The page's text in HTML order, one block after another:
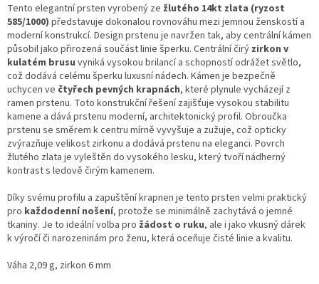
Tento elegantní prsten vyrobený ze žlutého 14kt zlata (ryzost
585/1000) představuje dokonalou rovnováhu mezi jemnou ženskostí a
moderní konstrukcí. Design prstenu je navržen tak, aby centrální kámen
působil jako přirozená součást linie šperku. Centrální čirý zirkon v
kulatém brusu vyniká vysokou brilancí a schopností odrážet světlo,
což dodává celému šperku luxusní nádech. Kámen je bezpečně
uchycen ve čtyřech pevných krapnách, které plynule vycházejí z
ramen prstenu. Toto konstrukční řešení zajišťuje vysokou stabilitu
kamene a dává prstenu moderní, architektonický profil. Obroučka
prstenu se směrem k centru mírně vyvyšuje a zužuje, což opticky
zvýrazňuje velikost zirkonu a dodává prstenu na eleganci. Povrch
žlutého zlata je vyleštěn do vysokého lesku, který tvoří nádherný
kontrast s ledově čirým kamenem.
Díky svému profilu a zapuštění krapnen je tento prsten velmi praktický
pro každodenní nošení, protože se minimálně zachytává o jemné
tkaniny. Je to ideální volba pro žádost o ruku, ale i jako vkusný dárek
k výročí či narozeninám pro ženu, která oceňuje čisté linie a kvalitu.
Váha 2,09 g, zirkon 6 mm